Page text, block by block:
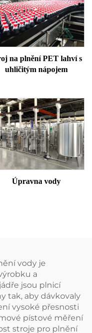
na plnění PET lahví s
uhličitým nápojem
Úpravna vody
vody je
a
jsou plnicí
tak, aby dávkovaly
vysoké přesnosti
pístové měření
stroje pro plnění